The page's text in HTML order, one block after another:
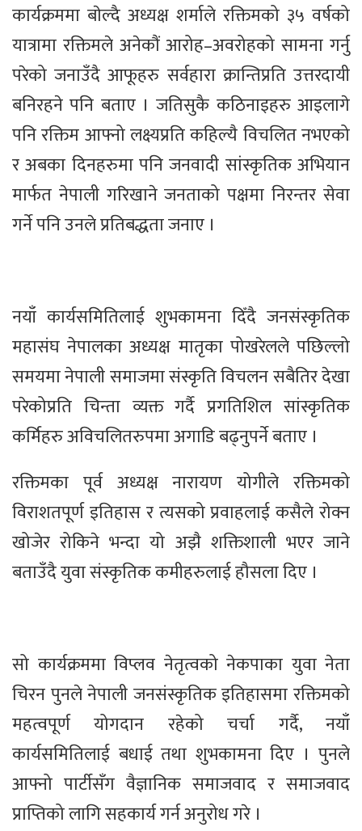
कार्यक्रममा बाेल्दै अध्यक्ष शर्माले रक्तिमको ३५ वर्षको
यात्रामा रक्तिमले अनेकौं आरोह–अवरोहको सामना गर्नु
परेको जनाउँदै आफूहरु सर्वहारा क्रान्तिप्रति उत्तरदायी
बनिरहने पनि बताए । जतिसुकै कठिनाइहरु आइलागे
पनि रक्तिम आफ्नो लक्ष्यप्रति कहिल्यै विचलित नभएको
र अबका दिनहरुमा पनि जनवादी सांस्कृतिक अभियान
मार्फत नेपाली गरिखाने जनताको पक्षमा निरन्तर सेवा
गर्ने पनि उनले प्रतिबद्धता जनाए ।
नयाँ कार्यसमितिलाई शुभकामना दिँदै जनसंस्कृतिक
महासंघ नेपालका अध्यक्ष मातृका पोखरेलले पछिल्लो
समयमा नेपाली समाजमा संस्कृति विचलन सबैतिर देखा
परेकोप्रति चिन्ता व्यक्त गर्दै प्रगतिशिल सांस्कृतिक
कर्मिहरु अविचलितरुपमा अगाडि बढ्नुपर्ने बताए ।
रक्तिमका पूर्व अध्यक्ष नारायण योगीले रक्तिमको
विराशतपूर्ण इतिहास र त्यसको प्रवाहलाई कसैले रोक्न
खोजेर रोकिने भन्दा यो अझै शक्तिशाली भएर जाने
बताउँदै युवा संस्कृतिक कमीहरुलाई हौसला दिए ।
सो कार्यक्रममा विप्लव नेतृत्वको नेकपाका युवा नेता
चिरन पुनले नेपाली जनसंस्कृतिक इतिहासमा रक्तिमको
महत्वपूर्ण योगदान रहेको चर्चा गर्दै, नयाँ
कार्यसमितिलाई बधाई तथा शुभकामना दिए । पुनले
आफ्नो पार्टीसँग वैज्ञानिक समाजवाद र समाजवाद
प्राप्तिको लागि सहकार्य गर्न अनुरोध गरे ।